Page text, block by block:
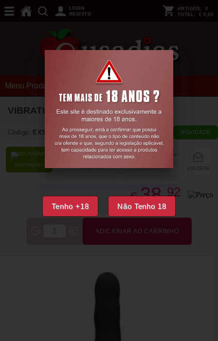
Tenho +18 Não Tenho 18
LOGIN
REGISTO
ARTIGOS: 0
TOTAL: € 0,00
Menu Produtos
VIBRATING WAVE RIDER - BLACK
Código: EX55629 NOVIDADE
DISPONÍVEL
SUGERIR
PARTILHAR
FAVORITOS
€38,92
ADICIONAR AO CARRINHO